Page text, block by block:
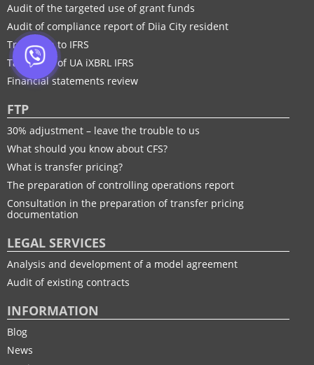
Audit of the targeted use of grant funds
Audit of compliance report of Diia City resident
Transition to IFRS
Taxonomy of UA іXBRL IFRS
Financial statements review
FTP
30% adjustment – leave the trouble to us
What should you know about CFS?
What is transfer pricing?
The preparation of controlling operations report
Consultation in the preparation of transfer pricing
documentation
LEGAL SERVICES
Analysis and development of a model agreement
Audit of existing contracts
INFORMATION
Blog
News